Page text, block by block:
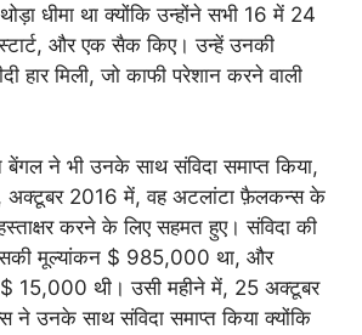
धीमा था क्योंकि उन्होंने सभी 16 में 24
और एक सैक किए। उन्हें उनकी
हार मिली, जो काफी परेशान करने वाली
बेंगल ने भी उनके साथ संविदा समाप्त किया,
अक्टूबर 2016 में, वह अटलांटा फ़ैलकन्स के
करने के लिए सहमत हुए। संविदा की
मूल्यांकन $ 985,000 था, और
$ 15,000 थी। उसी महीने में, 25 अक्टूबर
उनके साथ संविदा समाप्त किया क्योंकि